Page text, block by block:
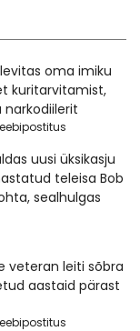
oma imiku
kuritarvitamist,
uusi üksikasju
teleisa Bob
sealhulgas
veteran leiti sõbra
aastaid pärast